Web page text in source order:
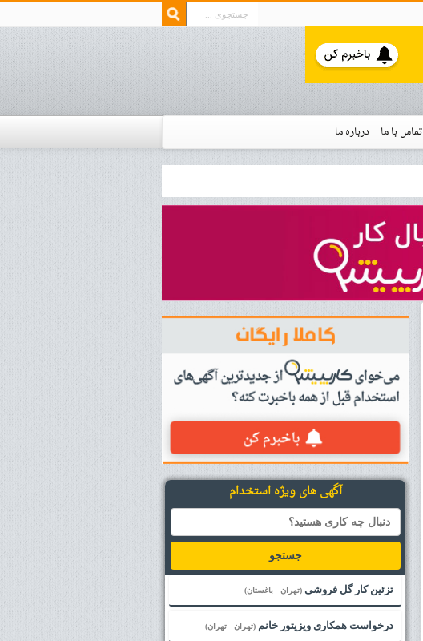
تماس با ما
درباره ما
نوار زمان استخدام
آگهی های ویژه استخدام
جستجو
تزئین کار گل فروشی (تهران - باغستان)
درخواست همکاری ویزیتور خانم (تهران - تهران)